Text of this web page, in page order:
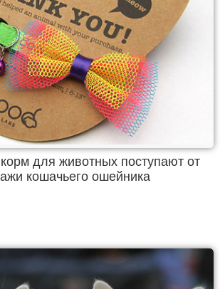
для животных поступают от
кошачьего ошейника